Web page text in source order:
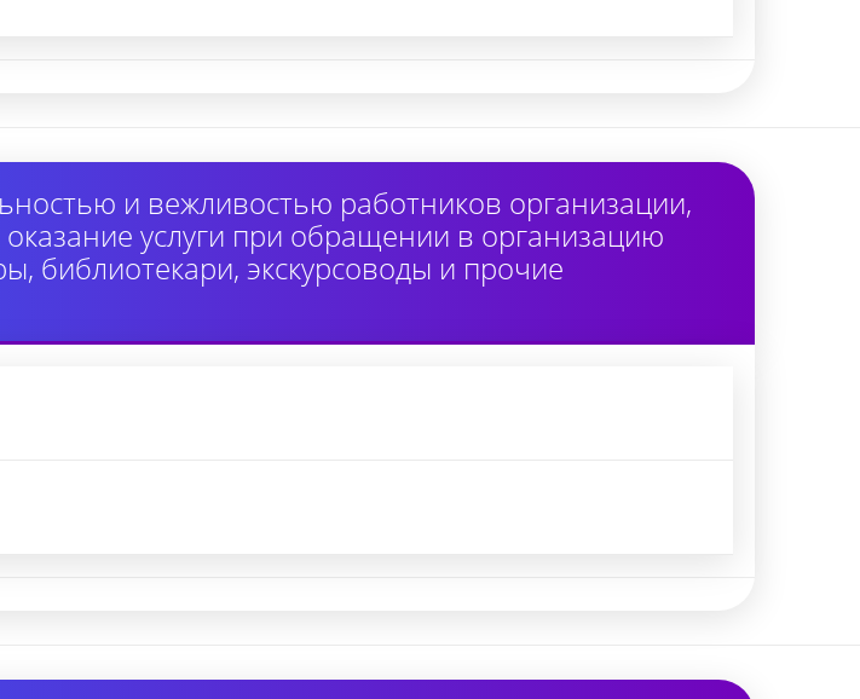
и вежливостью работников организации,
услуги при обращении в организацию
библиотекари, экскурсоводы и прочие